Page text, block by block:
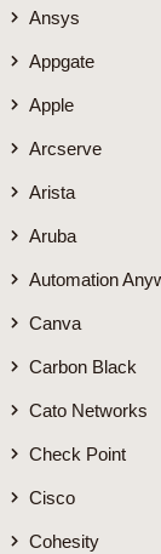
Ansys
Appgate
Apple
Arcserve
Arista
Aruba
Automation
Canva
Carbon Black
Cato Networks
Check Point
Cisco
Cohesity